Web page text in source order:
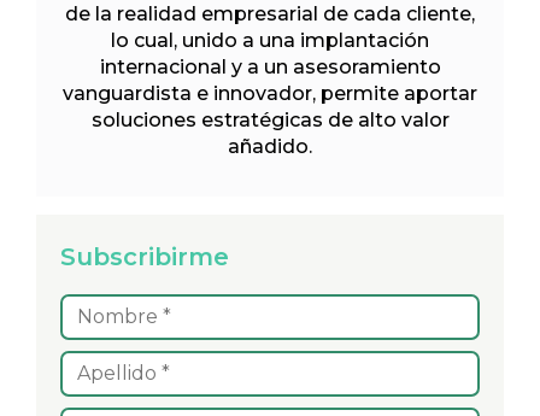
de la realidad empresarial de cada cliente,
lo cual, unido a una implantación
internacional y a un asesoramiento
vanguardista e innovador, permite aportar
soluciones estratégicas de alto valor
añadido.
Subscribirme